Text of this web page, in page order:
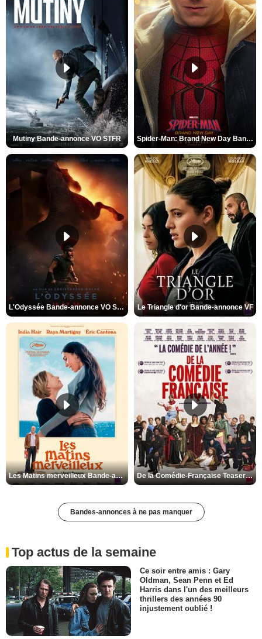
Mutiny Bande-annonce VO STFR Spider-Man: Brand New Day Bande-annonce VO STFR
L'Odyssée Bande-annonce VO STFR Le Triangle d'or Bande-annonce VF
Les Matins merveilleux Bande-annonce VF De la Comédie-Française Teaser VF
Bandes-annonces à ne pas manquer
Top actus de la semaine
Ce soir entre amis : Gary
Oldman, Sean Penn et Ed
Harris dans l'un des meilleurs
thrillers des années 90
injustement oublié !